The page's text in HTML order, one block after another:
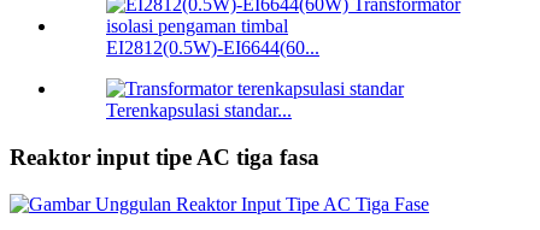
EI2812(0.5W)-EI6644(60...
Terenkapsulasi standar...
Reaktor input tipe AC tiga fasa